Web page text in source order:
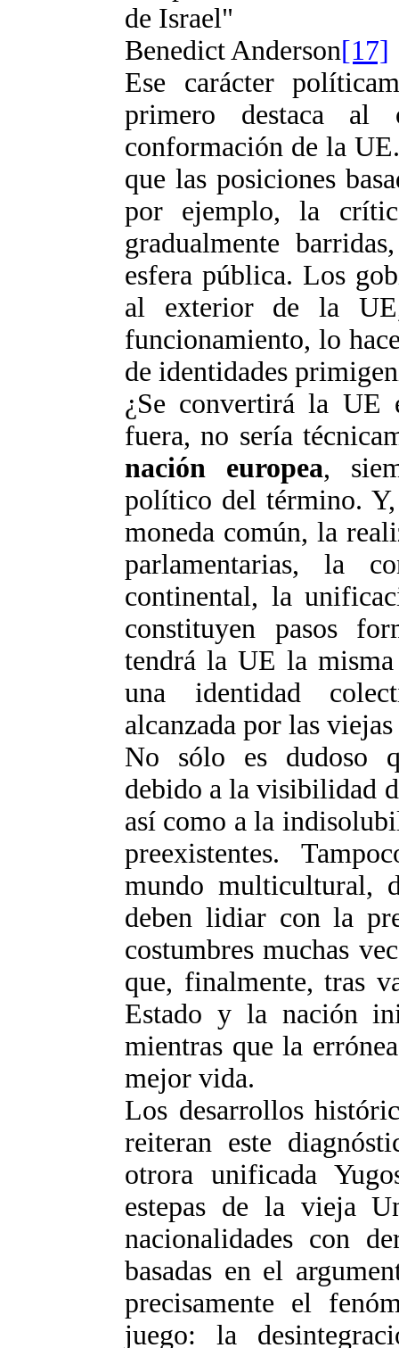
de Israel"
Benedict Anderson[17]
Ese carácter
primero destaca al
conformación de la
que las posiciones
por ejemplo, la
gradualmente
esfera pública. Los
al exterior de la
funcionamiento, lo
de identidades
¿Se convertirá la UE
fuera, no sería
nación europea,
político del término.
moneda común, la
parlamentarias, la
continental, la
constituyen pasos
tendrá la UE la
una identidad
alcanzada por las
No sólo es dudoso
debido a la visibilidad
así como a la
preexistentes.
mundo multicultural,
deben lidiar con la
costumbres muchas
que, finalmente, tras
Estado y la nación
mientras que la
mejor vida.
Los desarrollos
reiteran este
otrora unificada
estepas de la vieja
nacionalidades con
basadas en el
precisamente el
juego: la